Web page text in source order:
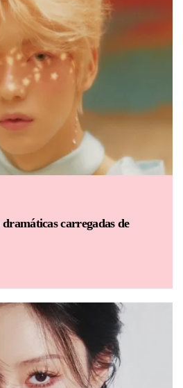
carregadas de